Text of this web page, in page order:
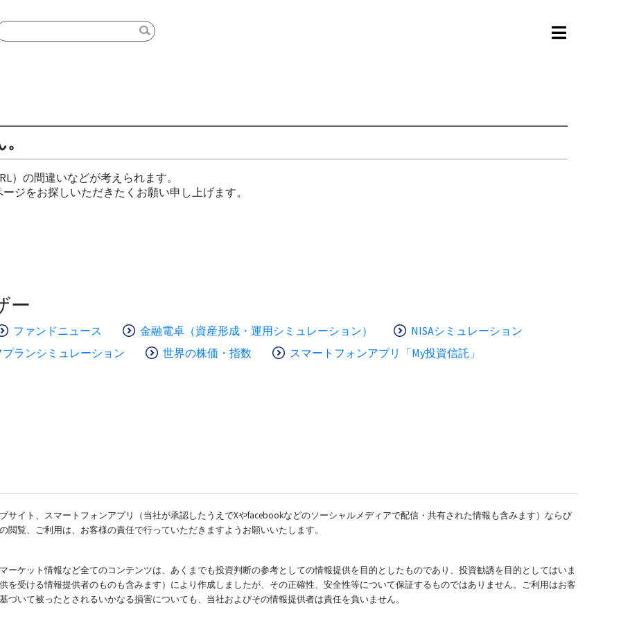
）の間違いなどが考えられます。
ジをお探しいただきたくお願い申し上げます。
ー
ファンドニュース 金融電卓（資産形成・運用シミュレーション）
NISAシミュレーション
ランシミュレーション
世界の株価・指数 スマートフォンアプリ「My投資信託」
イト、スマートフォンアプリ（当社が承認したうえでXやfacebookなどのソーシャルメディアで配信・共有された情報も含みます）ならび
覧、ご利用は、お客様の責任で行っていただきますようお願いいたします。
ケット情報など全てのコンテンツは、あくまでも投資判断の参考としての情報提供を目的としたものであり、投資勧誘を目的としてはいま
受ける情報提供者のものも含みます）により作成しましたが、その正確性、安全性等について保証するものではありません。ご利用はお客
いて被ったとされるいかなる損害についても、当社およびその情報提供者は責任を負いません。